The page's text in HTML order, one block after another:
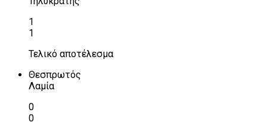
1
1
Τελικό αποτέλεσμα
Θεσπρωτός
Λαμία
0
0